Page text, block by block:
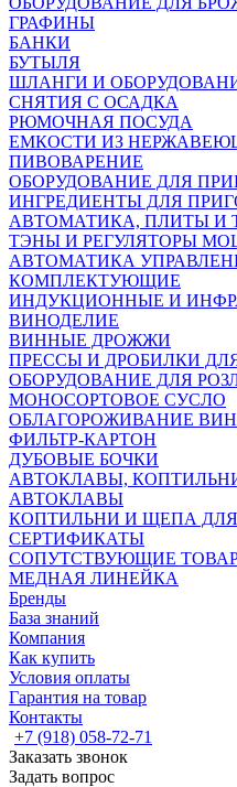
ГРАФИНЫ
БАНКИ
БУТЫЛЯ
ШЛАНГИ И
СНЯТИЯ С ОСАДКА
РЮМОЧНАЯ ПОСУДА
ЕМКОСТИ ИЗ
ПИВОВАРЕНИЕ
ОБОРУДОВАНИЕ ДЛЯ
ИНГPЕДИЕНТЫ ДЛЯ
АВТОМАТИКА, ПЛИТЫ И
ТЭНЫ И РЕГУЛЯТОРЫ
АВТОМАТИКА
КОМПЛЕКТУЮЩИЕ
ИНДУКЦИОННЫЕ И
ВИНОДЕЛИЕ
ВИННЫЕ ДРОЖЖИ
ПРЕССЫ И ДРОБИЛКИ
ОБОРУДОВАНИЕ ДЛЯ
МОНОСОРТОВОЕ СУСЛО
ОБЛАГОРОЖИВАНИЕ
ФИЛЬТР-КАРТОН
ДУБОВЫЕ БОЧКИ
АВТОКЛАВЫ,
АВТОКЛАВЫ
КОПТИЛЬНИ И ЩЕПА
СЕРТИФИКАТЫ
СОПУТСТВУЮЩИЕ
МЕДНАЯ ЛИНЕЙКА
Бренды
База знаний
Компания
Как купить
Условия оплаты
Гарантия на товар
Контакты
+7 (918) 058-72-71
Заказать звонок
Задать вопрос